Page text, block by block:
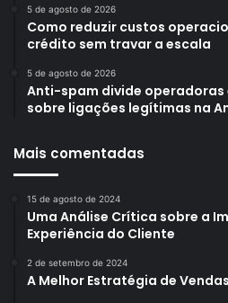
5 de agosto de 2026
Como reduzir custos
crédito sem travar a escala
5 de agosto de 2026
Anti-spam divide operadoras
sobre ligações legítimas na
Mais comentadas
15 de agosto de 2024
Uma Análise Crítica sobre a
Experiência do Cliente
2 de setembro de 2024
A Melhor Estratégia de